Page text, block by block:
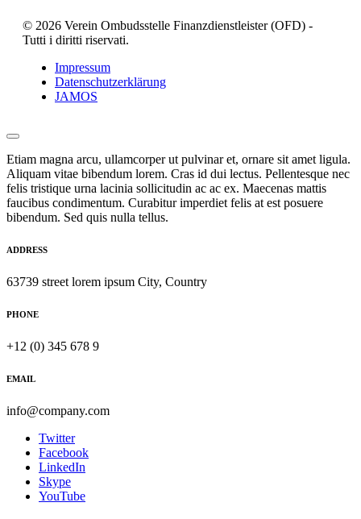
© 2026 Verein Ombudsstelle Finanzdienstleister (OFD) -
Tutti i diritti riservati.
Impressum
Datenschutzerklärung
JAMOS
Etiam magna arcu, ullamcorper ut pulvinar et, ornare sit amet ligula.
Aliquam vitae bibendum lorem. Cras id dui lectus. Pellentesque nec
felis tristique urna lacinia sollicitudin ac ac ex. Maecenas mattis
faucibus condimentum. Curabitur imperdiet felis at est posuere
bibendum. Sed quis nulla tellus.
ADDRESS
63739 street lorem ipsum City, Country
PHONE
+12 (0) 345 678 9
EMAIL
info@company.com
Twitter
Facebook
LinkedIn
Skype
YouTube